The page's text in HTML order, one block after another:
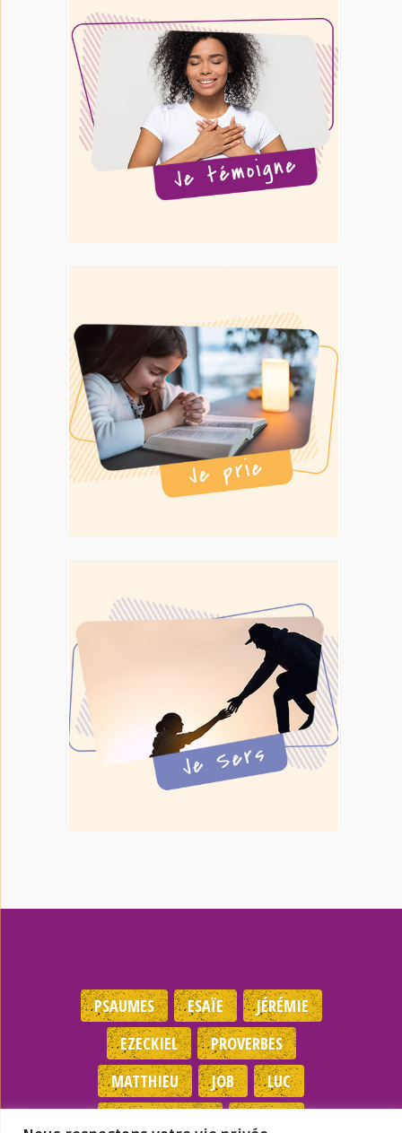
PSAUMES ESAÏE
JÉRÉMIE
EZECKIEL
PROVERBES
MATTHIEU
JOB
LUC